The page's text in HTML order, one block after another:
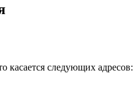
касается следующих адресов: